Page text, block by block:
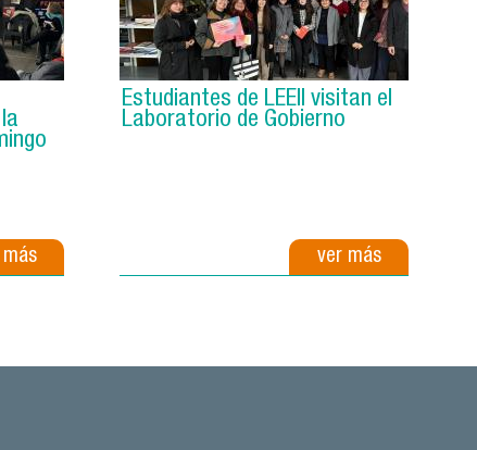
Estudiantes de LEEII visitan el
Laboratorio de Gobierno
ver más